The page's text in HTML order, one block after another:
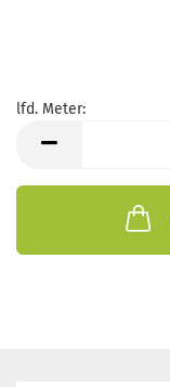
lfd. Meter:
Meter